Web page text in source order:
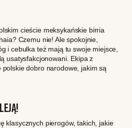
cieście meksykańskie birria
Czemu nie! Ale spokojnie,
i cebulka też mają tu swoje miejsce,
usatysfakcjonowani. Ekipa z
polskie dobro narodowe, jakim są
klasycznych pierogów, takich, jakie